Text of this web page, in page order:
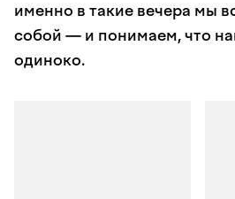
именно в такие вечера мы
собой — и понимаем, что
одиноко.